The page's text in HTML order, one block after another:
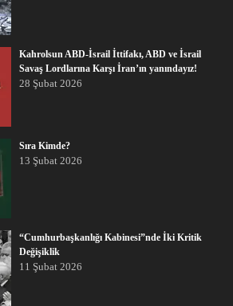
Kahrolsun ABD-İsrail İttifakı, ABD ve İsrail
Savaş Lordlarına Karşı İran’ın yanındayız!
28 Şubat 2026
Sıra Kimde?
13 Şubat 2026
“Cumhurbaşkanlığı Kabinesi”nde İki Kritik
Değişiklik
11 Şubat 2026